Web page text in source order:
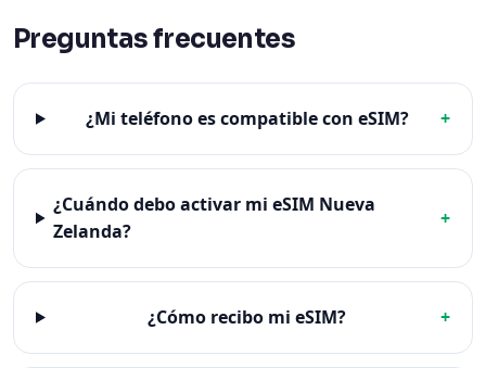
Preguntas frecuentes
¿Mi teléfono es compatible con eSIM? +
¿Cuándo debo activar mi eSIM Nueva
Zelanda?
+
¿Cómo recibo mi eSIM? +